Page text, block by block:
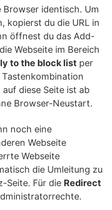
Browser identisch. Um
kopierst du die URL in
öffnest du das Add-
Webseite im Bereich
to the block list per
diese Seite ist ab
Browser-Neustart.
noch eine
Webseite
Webseite
die Umleitung zu
Seite. Für die Redirect